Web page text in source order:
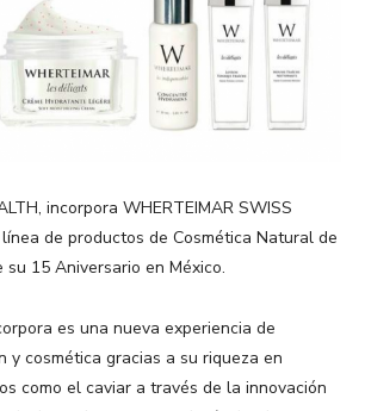
incorpora WHERTEIMAR SWISS
línea de productos de Cosmética Natural de
su 15 Aniversario en México.
es una nueva experiencia de
y cosmética gracias a su riqueza en
como el caviar a través de la innovación